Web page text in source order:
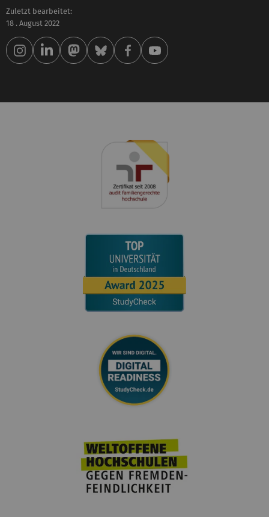
Zuletzt bearbeitet:
18 . August 2022